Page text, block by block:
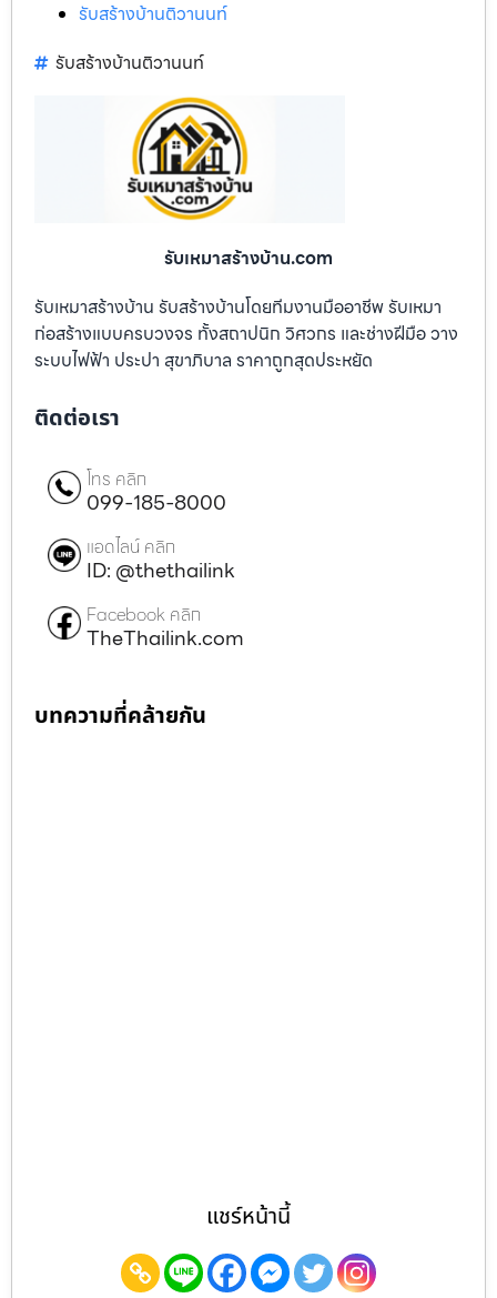
รับสร้างบ้านติวานนท์
รับสร้างบ้านติวานนท์
รับเหมาสร้างบ้าน.com
รับเหมาสร้างบ้าน รับสร้างบ้านโดยทีมงานมืออาชีพ รับเหมา
ก่อสร้างแบบครบวงจร ทั้งสถาปนิก วิศวกร และช่างฝีมือ วาง
ระบบไฟฟ้า ประปา สุขาภิบาล ราคาถูกสุดประหยัด
ติดต่อเรา
โทร คลิก
099-185-8000
แอดไลน์ คลิก
ID: @thethailink
Facebook คลิก
TheThailink.com
บทความที่คล้ายกัน
แชร์หน้านี้